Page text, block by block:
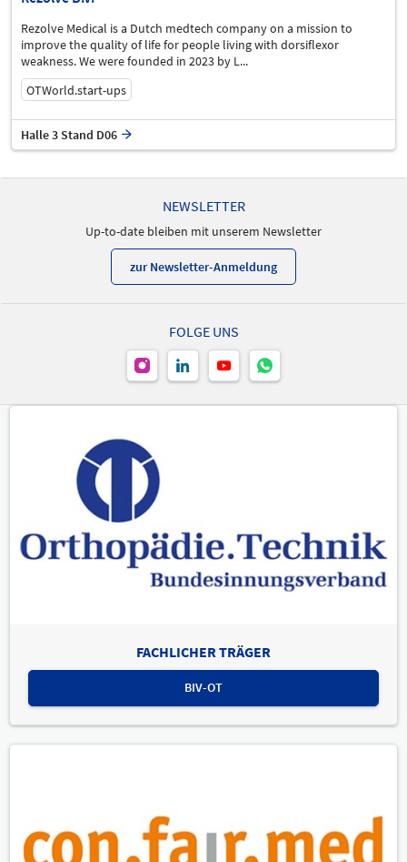
Rezolve Medical is a Dutch medtech company on a mission to
improve the quality of life for people living with dorsiflexor
weakness. We were founded in 2023 by L...
OTWorld.start-ups
Halle 3 Stand D06
NEWSLETTER
Up-to-date bleiben mit unserem Newsletter
zur Newsletter-Anmeldung
FOLGE UNS
FACHLICHER TRÄGER
BIV-OT